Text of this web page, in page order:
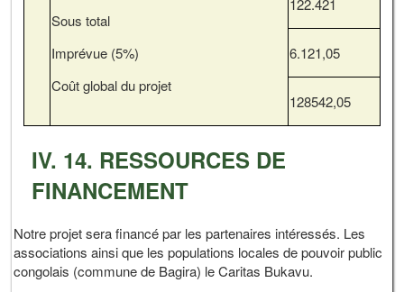
Sous total
Imprévue (5%)
Coût global du projet
122.421
6.121,05
128542,05
IV. 14. RESSOURCES DE
FINANCEMENT
Notre projet sera financé par les partenaires intéressés. Les
associations ainsi que les populations locales de pouvoir public
congolais (commune de Bagira) le Caritas Bukavu.